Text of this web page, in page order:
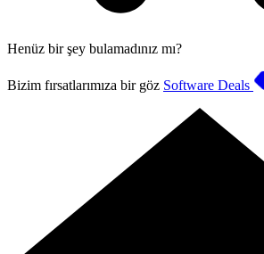
Henüz bir şey bulamadınız mı?
Bizim fırsatlarımıza bir göz Software Deals